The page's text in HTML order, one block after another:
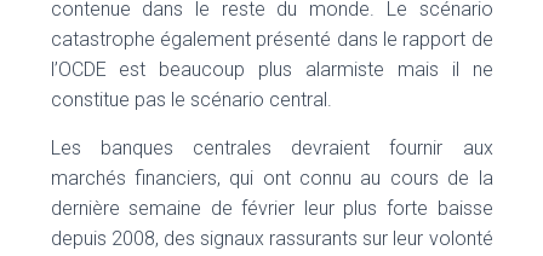
contenue dans le reste du monde. Le scénario
catastrophe également présenté dans le rapport de
l’OCDE est beaucoup plus alarmiste mais il ne
constitue pas le scénario central.
Les banques centrales devraient fournir aux
marchés financiers, qui ont connu au cours de la
dernière semaine de février leur plus forte baisse
depuis 2008, des signaux rassurants sur leur volonté